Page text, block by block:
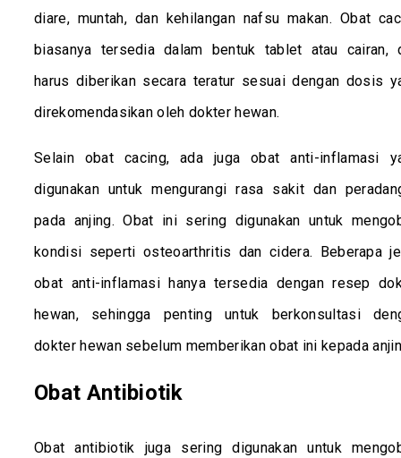
diare, muntah, dan kehilangan nafsu makan. Obat
biasanya tersedia dalam bentuk tablet atau cairan,
harus diberikan secara teratur sesuai dengan dosis
direkomendasikan oleh dokter hewan.
Selain obat cacing, ada juga obat anti-inflamasi
digunakan untuk mengurangi rasa sakit dan
pada anjing. Obat ini sering digunakan untuk
kondisi seperti osteoarthritis dan cidera. Beberapa
obat anti-inflamasi hanya tersedia dengan resep
hewan, sehingga penting untuk berkonsultasi
dokter hewan sebelum memberikan obat ini kepada
Obat Antibiotik
Obat antibiotik juga sering digunakan untuk